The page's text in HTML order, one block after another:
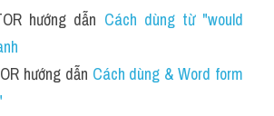
hướng dẫn Cách dùng từ "would
hướng dẫn Cách dùng & Word form